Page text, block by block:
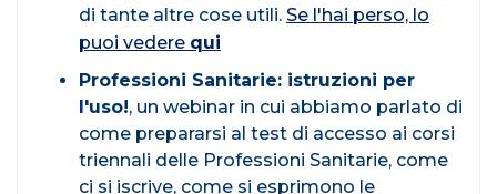
di tante altre cose utili. Se l'hai perso, lo
puoi vedere qui
Professioni Sanitarie: istruzioni per
l'uso!, un webinar in cui abbiamo parlato di
come prepararsi al test di accesso ai corsi
triennali delle Professioni Sanitarie, come
ci si iscrive, come si esprimono le